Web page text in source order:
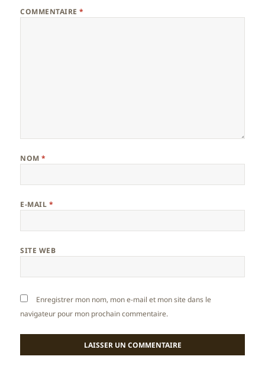
COMMENTAIRE*
NOM*
E-MAIL *
SITE WEB
Enregistrer mon nom, mon e-mail et mon site dans le
navigateur pour mon prochain commentaire.